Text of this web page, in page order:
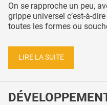
On se rapproche un peu,
grippe universel c’est-à-
toutes les formes ou
LIRE LA SUITE